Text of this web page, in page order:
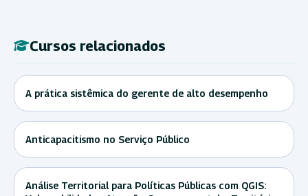
Cursos relacionados
A prática sistêmica do gerente de alto desempenho
Anticapacitismo no Serviço Público
Análise Territorial para Políticas Públicas com QGIS: